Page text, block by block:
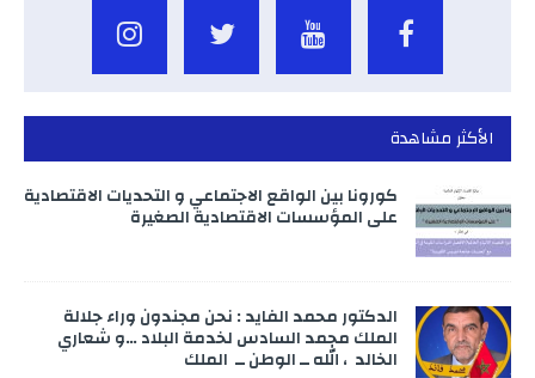
الأكثر مشاهدة
كورونا بين الواقع الاجتماعي و التحديات الاقتصادية
على المؤسسات الاقتصادية الصغيرة
الدكتور محمد الفايد : نحن مجندون وراء جلالة
الملك محمد السادس لخدمة البلاد …و شعاري
الخالد ، الله ــ الوطن ــ الملك